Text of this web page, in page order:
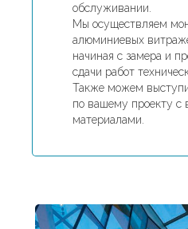
обслуживании.
Мы осуществляем
алюминиевых
начиная с замера и
сдачи работ
Также можем
по вашему проекту с
материалами.